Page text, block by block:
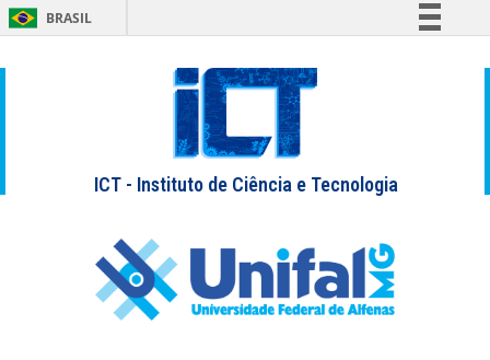
BRASIL
Comunica BR
Acesso à informação
Legislação
ICT - Instituto de Ciência e Tecnologia